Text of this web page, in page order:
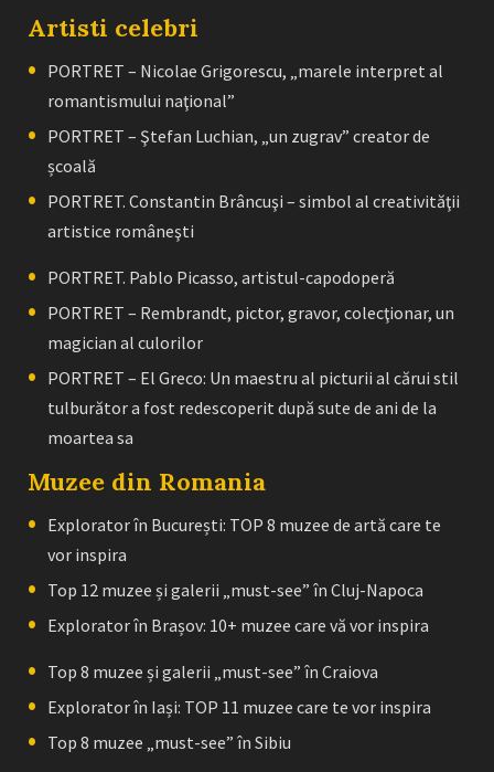
Artisti celebri
PORTRET – Nicolae Grigorescu, „marele interpret al
romantismului naţional”
PORTRET – Ştefan Luchian, „un zugrav” creator de
școală
PORTRET. Constantin Brâncuşi – simbol al creativităţii
artistice româneşti
PORTRET. Pablo Picasso, artistul-capodoperă
PORTRET – Rembrandt, pictor, gravor, colecţionar, un
magician al culorilor
PORTRET – El Greco: Un maestru al picturii al cărui stil
tulburător a fost redescoperit după sute de ani de la
moartea sa
Muzee din Romania
Explorator în București: TOP 8 muzee de artă care te
vor inspira
Top 12 muzee și galerii „must-see” în Cluj-Napoca
Explorator în Brașov: 10+ muzee care vă vor inspira
Top 8 muzee și galerii „must-see” în Craiova
Explorator în Iași: TOP 11 muzee care te vor inspira
Top 8 muzee „must-see” în Sibiu